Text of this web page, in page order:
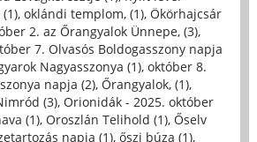
(1), oklándi templom, (1), Ökörhajcsár
2. az Őrangyalok Ünnepe, (3),
7. Olvasós Boldogasszony napja
Nagyasszonya (1), október 8.
napja (2), Őrangyalok, (1),
(3), Orionidák - 2025. október
(1), Oroszlán Telihold (1), Őselv
napja (1), őszi búza (1),